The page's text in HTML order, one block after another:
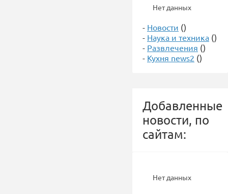
Нет данных
- Новости ()
- Наука и техника ()
- Развлечения ()
- Кухня news2 ()
Добавленные
новости, по
сайтам:
Нет данных